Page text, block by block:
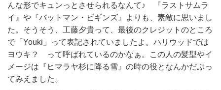
んな形でキュンっとさせられるなんて♪ 『ラストサムラ
イ』や『バットマン・ビギンズ』よりも、素敵に思いまし
た。そうそう、工藤夕貴って、最後のクレジットのところ
で「Youki」って表記されていましたよ。ハリウッドでは
ヨウキ？ って呼ばれているのかなぁ。この人の髪型やイ
メージは『ヒマラヤ杉に降る雪』の時の役となんかだぶっ
てみえました。